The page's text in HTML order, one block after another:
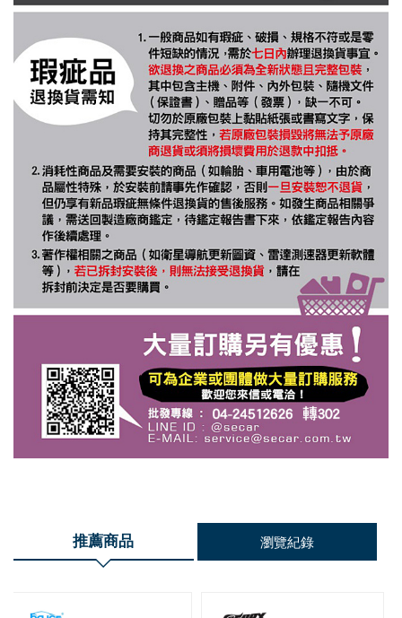
推薦商品 瀏覽紀錄